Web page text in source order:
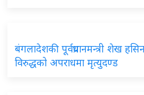
बंगलादेशकी पूर्वप्रधानमन्त्री शेख
विरुद्धको अपराधमा मृत्युदण्ड